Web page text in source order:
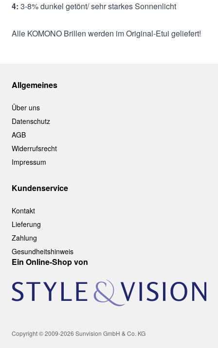
4: 3-8% dunkel getönt/ sehr starkes Sonnenlicht
Alle KOMONO Brillen werden im Original-Etui geliefert!
Allgemeines
Über uns
Datenschutz
AGB
Widerrufsrecht
Impressum
Kundenservice
Kontakt
Lieferung
Zahlung
Gesundheitshinweis
Ein Online-Shop von
Copyright © 2009-2026 Sunvision GmbH & Co. KG